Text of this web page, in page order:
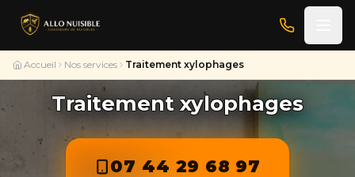
Accueil Nos services Traitement xylophages
Traitement xylophages
07 44 29 68 97